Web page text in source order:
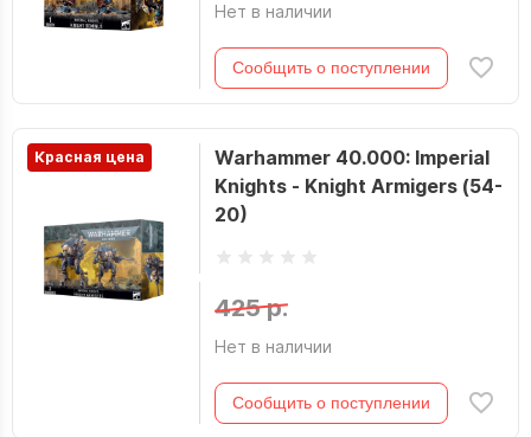
Нет в наличии
Сообщить о поступлении
Красная цена
Warhammer 40.000: Imperial
Knights - Knight Armigers (54-
20)
425 р.
Нет в наличии
Сообщить о поступлении